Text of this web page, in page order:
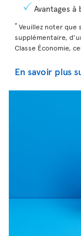
Avantages à
* Veuillez noter que
supplémentaire,
Classe Économie,
En savoir plus